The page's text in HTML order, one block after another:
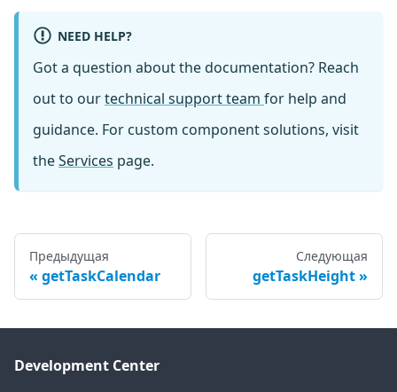
NEED HELP?
Got a question about the documentation? Reach
out to ourtechnical support team for help and
guidance. For custom component solutions, visit
theServices page.
Предыдущая
getTaskCalendar
Следующая
getTaskHeight
Development Center